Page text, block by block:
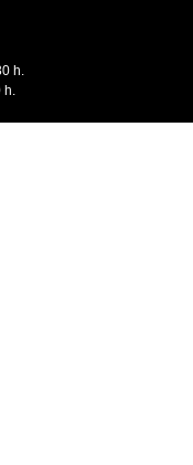
h.
h.